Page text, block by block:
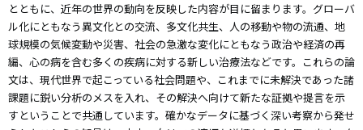
とともに、近年の世界の動向を反映した内容が目に留まります。グローバ
ル化にともなう異文化との交流、多文化共生、人の移動や物の流通、地
球規模の気候変動や災害、社会の急激な変化にともなう政治や経済の再
編、心の病を含む多くの疾病に対する新しい治療法などです。これらの論
文は、現代世界で起こっている社会問題や、これまでに未解決であった諸
課題に鋭い分析のメスを入れ、その解決へ向けて新たな証拠や提言を示
すということで共通しています。確かなデータに基づく深い考察から発せ